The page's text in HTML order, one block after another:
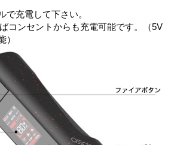
で充電して下さい。
コンセントからも充電可能です。（5V
）